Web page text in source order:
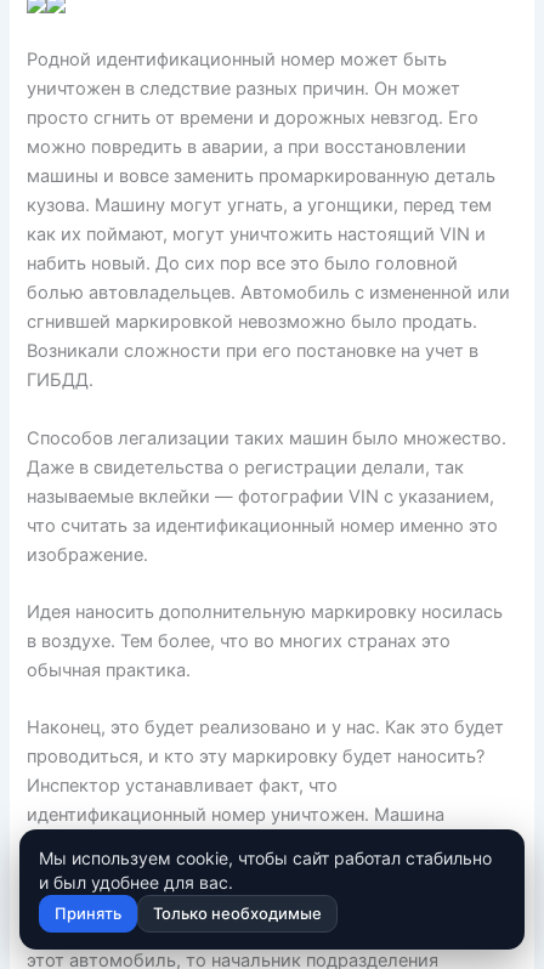
Родной идентификационный номер может быть
уничтожен в следствие разных причин. Он может
просто сгнить от времени и дорожных невзгод. Его
можно повредить в аварии, а при восстановлении
машины и вовсе заменить промаркированную деталь
кузова. Машину могут угнать, а угонщики, перед тем
как их поймают, могут уничтожить настоящий VIN и
набить новый. До сих пор все это было головной
болью автовладельцев. Автомобиль с измененной или
сгнившей маркировкой невозможно было продать.
Возникали сложности при его постановке на учет в
ГИБДД.
Способов легализации таких машин было множество.
Даже в свидетельства о регистрации делали, так
называемые вклейки — фотографии VIN с указанием,
что считать за идентификационный номер именно это
изображение.
Идея наносить дополнительную маркировку носилась
в воздухе. Тем более, что во многих странах это
обычная практика.
Наконец, это будет реализовано и у нас. Как это будет
проводиться, и кто эту маркировку будет наносить?
Инспектор устанавливает факт, что
идентификационный номер уничтожен. Машина
оригинальный VIN и отдают машину обратно в ГИБДД
вместе с документами. Если подтверждается, что в
ГИБДД с машиной пришел тот, кто имеет все права на
этот автомобиль, то начальник подразделения
Мы используем cookie, чтобы сайт работал стабильно
и был удобнее для вас.
Принять Только необходимые